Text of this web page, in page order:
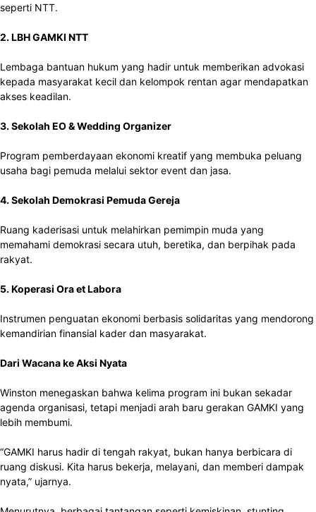
seperti NTT.
2. LBH GAMKI NTT
Lembaga bantuan hukum yang hadir untuk memberikan advokasi
kepada masyarakat kecil dan kelompok rentan agar mendapatkan
akses keadilan.
3. Sekolah EO & Wedding Organizer
Program pemberdayaan ekonomi kreatif yang membuka peluang
usaha bagi pemuda melalui sektor event dan jasa.
4. Sekolah Demokrasi Pemuda Gereja
Ruang kaderisasi untuk melahirkan pemimpin muda yang
memahami demokrasi secara utuh, beretika, dan berpihak pada
rakyat.
5. Koperasi Ora et Labora
Instrumen penguatan ekonomi berbasis solidaritas yang mendorong
kemandirian finansial kader dan masyarakat.
Dari Wacana ke Aksi Nyata
Winston menegaskan bahwa kelima program ini bukan sekadar
agenda organisasi, tetapi menjadi arah baru gerakan GAMKI yang
lebih membumi.
“GAMKI harus hadir di tengah rakyat, bukan hanya berbicara di
ruang diskusi. Kita harus bekerja, melayani, dan memberi dampak
nyata,” ujarnya.